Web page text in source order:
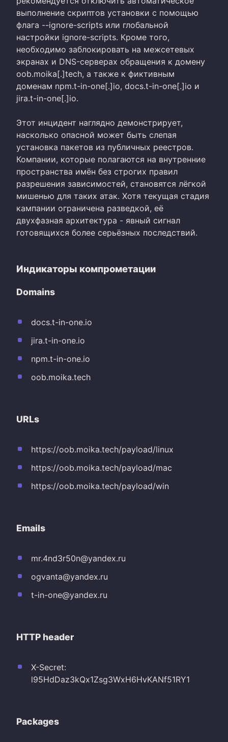
выполнение скриптов установки с помощью
флага --ignore-scripts или глобальной
настройки ignore-scripts. Кроме того,
необходимо заблокировать на межсетевых
экранах и DNS-серверах обращения к домену
oob.moika[.]tech, а также к фиктивным
доменам npm.t-in-one[.]io, docs.t-in-one[.]io и
jira.t-in-one[.]io.
Этот инцидент наглядно демонстрирует,
насколько опасной может быть слепая
установка пакетов из публичных реестров.
Компании, которые полагаются на внутренние
пространства имён без строгих правил
разрешения зависимостей, становятся лёгкой
мишенью для таких атак. Хотя текущая стадия
кампании ограничена разведкой, её
двухфазная архитектура - явный сигнал
готовящихся более серьёзных последствий.
Индикаторы компрометации
Domains
docs.t-in-one.io
jira.t-in-one.io
npm.t-in-one.io
oob.moika.tech
URLs
https://oob.moika.tech/payload/linux
https://oob.moika.tech/payload/mac
https://oob.moika.tech/payload/win
Emails
mr.4nd3r50n@yandex.ru
ogvanta@yandex.ru
t-in-one@yandex.ru
HTTP header
X-Secret:
l95HdDaz3kQx1Zsg3WxH6HvKANf51RY1
Packages